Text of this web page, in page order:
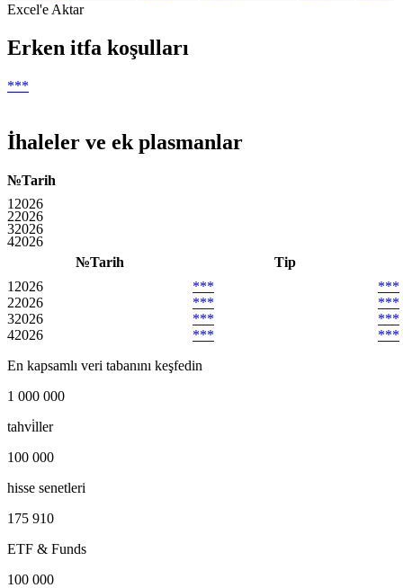
Excel'e Aktar
Erken itfa koşulları
***
İhaleler ve ek plasmanlar
№Tarih
1 2026
22026
32026
42026
№Tarih
Tip
1 2026 ***
***
22026 ***
***
32026 ***
***
42026 ***
***
En kapsamlı veri tabanını keşfedin
1 000 000
tahvi̇ller
100 000
hisse senetleri
175 910
ETF & Funds
100 000